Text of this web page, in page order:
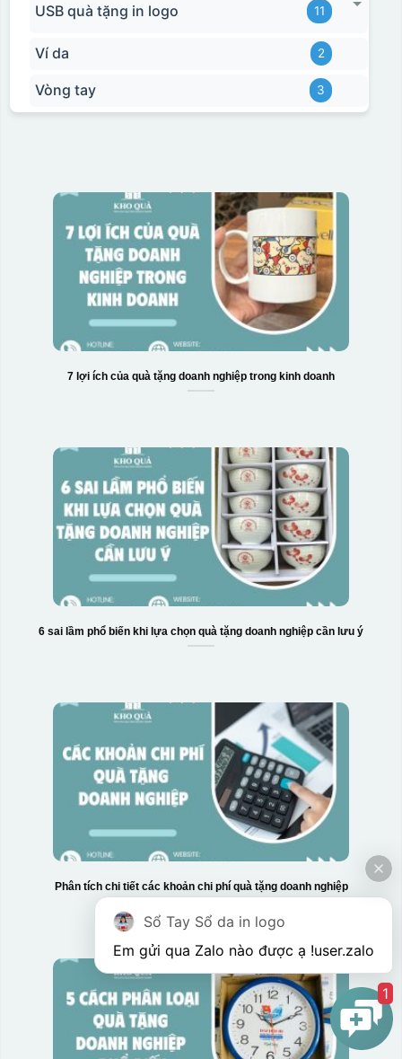
Hộp xi biểu trưng
USB quà tặng in logo 11
Ví da 2
Vòng tay 3
7 lợi ích của quà tặng doanh nghiệp trong kinh doanh
6 sai lầm phổ biến khi lựa chọn quà tặng doanh nghiệp cần lưu ý
Phân tích chi tiết các khoản chi phí quà tặng doanh nghiệp
Sổ Tay Sổ da in logo
Em gửi qua Zalo nào được ạ !user.zalo
1